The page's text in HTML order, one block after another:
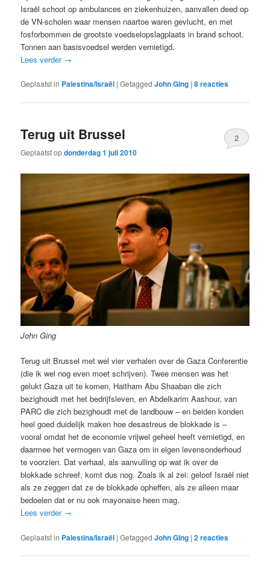
Israël schoot op ambulances en ziekenhuizen, aanvallen deed op
de VN-scholen waar mensen naartoe waren gevlucht, en met
fosforbommen de grootste voedselopslagplaats in brand schoot.
Tonnen aan basisvoedsel werden vernietigd.
Lees verder →
Geplaatst in Palestina/Israël |Getagged John Ging |8reacties
Terug uit Brussel
Geplaatst opdonderdag 1 juli 2010
2
John Ging
Terug uit Brussel met wel vier verhalen over de Gaza Conferentie
(die ik wel nog even moet schrijven). Twee mensen was het
gelukt Gaza uit te komen, Haitham Abu Shaaban die zich
bezighoudt met het bedrijfsleven, en Abdelkarim Aashour, van
PARC die zich bezighoudt met de landbouw – en beiden konden
heel goed duidelijk maken hoe desastreus de blokkade is –
vooral omdat het de economie vrijwel geheel heeft vernietigd, en
daarmee het vermogen van Gaza om in eigen levensonderhoud
te voorzien. Dat verhaal, als aanvulling op wat ik over de
blokkade schreef, komt dus nog. Zoals ik al zei: geloof Israël niet
als ze zeggen dat ze de blokkade opheffen, als ze alleen maar
bedoelen dat er nu ook mayonaise heen mag.
Lees verder →
Geplaatst in Palestina/Israël |Getagged John Ging |2reacties